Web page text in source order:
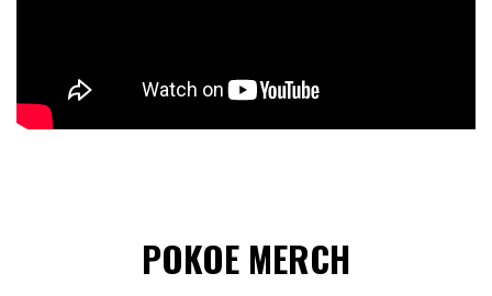
POKOE MERCH